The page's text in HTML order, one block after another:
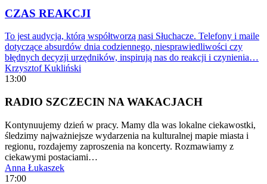
CZAS REAKCJI
To jest audycja, którą współtworzą nasi Słuchacze. Telefony i maile
dotyczące absurdów dnia codziennego, niesprawiedliwości czy
błędnych decyzji urzędników, inspirują nas do reakcji i czynienia…
Krzysztof Kukliński
13:00
RADIO SZCZECIN NA WAKACJACH
Kontynuujemy dzień w pracy. Mamy dla was lokalne ciekawostki,
śledzimy najważniejsze wydarzenia na kulturalnej mapie miasta i
regionu, rozdajemy zaproszenia na koncerty. Rozmawiamy z
ciekawymi postaciami…
Anna Łukaszek
17:00